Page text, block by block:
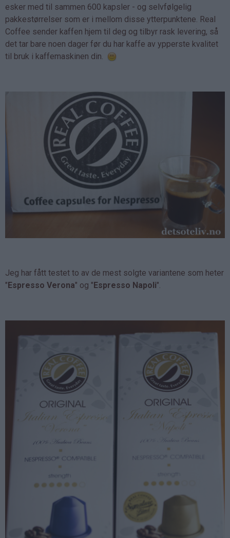
esker med til sammen 600 kapsler - og selvfølgelig
pakkestørrelser som er i mellom disse ytterpunktene. Real
Coffee sender kaffen hjem til deg og tilbyr rask levering, så
det tar bare noen dager før du har kaffe av ypperste kvalitet
til bruk i kaffemaskinen din.
Jeg har fått testet to av de mest solgte variantene som heter
"Espresso Verona" og "Espresso Napoli".